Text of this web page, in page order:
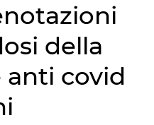
della
anti covid